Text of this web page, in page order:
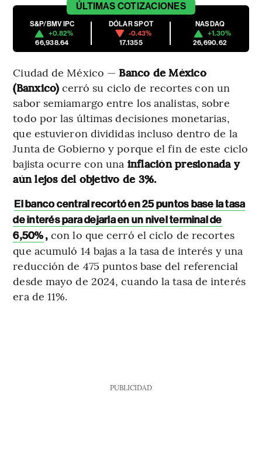
ÚLTIMAS COTIZACIONES
S&P/BMV IPC
+0.82%
66,938.64
DÓLAR SPOT
-0.43%
17.1355
NASDAQ
+1.30%
26,690.62
Ciudad de México — Banco de México
(Banxico) cerró su ciclo de recortes con un
sabor semiamargo entre los analistas, sobre
todo por las últimas decisiones monetarias,
que estuvieron divididas incluso dentro de la
Junta de Gobierno y porque el fin de este ciclo
bajista ocurre con una inflación presionada y
aún lejos del objetivo de 3%.
El banco central recortó en 25 puntos base la tasa
de interés para dejarla en un nivel terminal de
6,50%,con lo que cerró el ciclo de recortes
que acumuló 14 bajas a la tasa de interés y una
reducción de 475 puntos base del referencial
desde mayo de 2024, cuando la tasa de interés
era de 11%.
PUBLICIDAD